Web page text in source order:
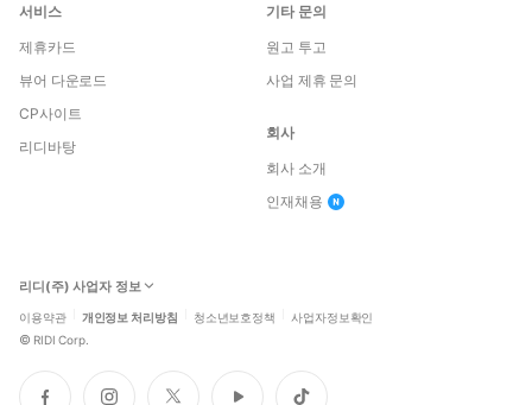
서비스
제휴카드
뷰어 다운로드
CP사이트
리디바탕
기타 문의
원고 투고
사업 제휴 문의
회사
회사 소개
인재채용
리디(주) 사업자 정보
이용약관 개인정보 처리방침 청소년보호정책 사업자정보확인
© RIDI Corp.